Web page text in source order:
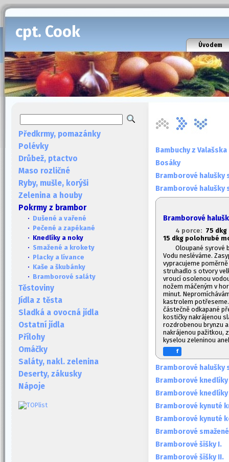
cpt. Cook
Úvodem
Předkrmy, pomazánky
Polévky
Drůbež, ptactvo
Maso rozličné
Ryby, mušle, korýši
Zelenina a houby
Pokrmy z brambor
· Dušené a vařené
· Pečené a zapékané
· Knedlíky a noky
· Smažené a krokety
· Placky a lívance
· Kaše a škubánky
· Bramborové saláty
Těstoviny
Jídla z těsta
Sladká a ovocná jídla
Ostatní jídla
Přílohy
Omáčky
Saláty, nakl. zelenina
Deserty, zákusky
Nápoje
Bambuchy z Valašska
Bosáky
Bramborové halušky
Bramborové halušky
Bramborové
4 porce: 75 dkg
15 dkg polohrubé
Oloupané syrové
Vodu nesléváme.
vypracujeme
struhadlo s otvory
vroucí osolenou
nožem máčeným v
minut.
kastrolem
částečně odkapané
kostičky nakrájenou
rozdrobenou brynzu
nakrájenou pažitkou,
kyselou zeleninou
f
Bramborové halušky
Bramborové
Bramborové
Bramborové kynuté
Bramborové kynuté
Bramborové
Bramborové šišky I.
Bramborové šišky II.